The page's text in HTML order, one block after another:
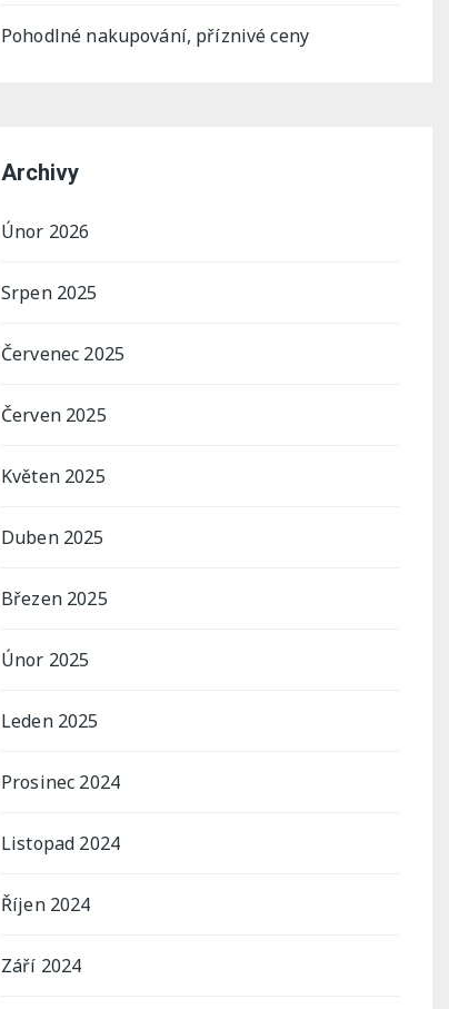
Pohodlné nakupování, příznivé ceny
Archivy
Únor 2026
Srpen 2025
Červenec 2025
Červen 2025
Květen 2025
Duben 2025
Březen 2025
Únor 2025
Leden 2025
Prosinec 2024
Listopad 2024
Říjen 2024
Září 2024